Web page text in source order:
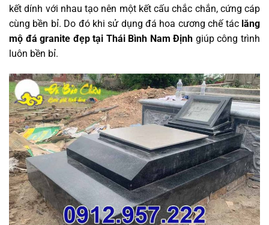
kết dính với nhau tạo nên một kết cấu chắc chắn, cứng cáp
cùng bền bỉ. Do đó khi sử dụng đá hoa cương chế tác lăng
mộ đá granite đẹp tại Thái Bình Nam Định giúp công trình
luôn bền bỉ.